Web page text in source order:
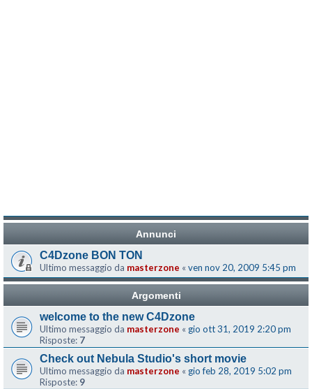
Annunci
C4Dzone BON TON
Ultimo messaggio da masterzone « ven nov 20, 2009 5:45 pm
Argomenti
welcome to the new C4Dzone
Ultimo messaggio da masterzone « gio ott 31, 2019 2:20 pm
Risposte: 7
Check out Nebula Studio's short movie
Ultimo messaggio da masterzone « gio feb 28, 2019 5:02 pm
Risposte: 9